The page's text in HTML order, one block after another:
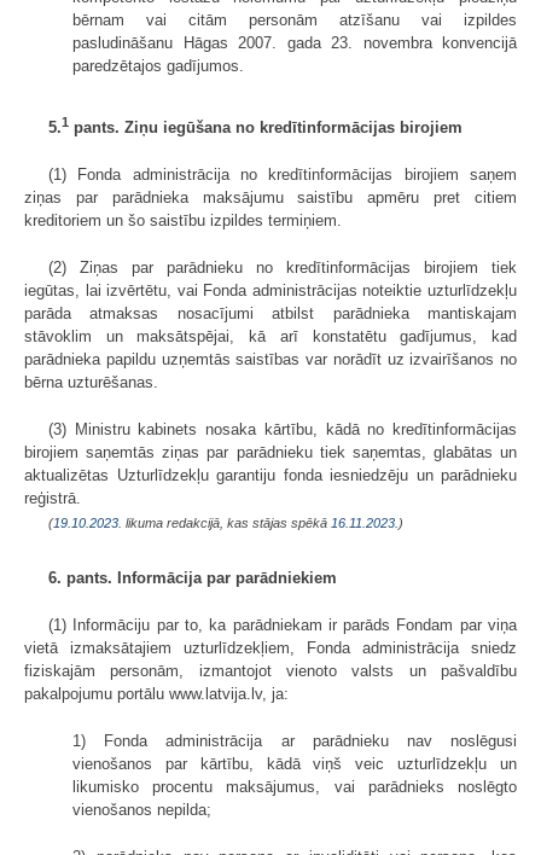
bērnam vai citām personām atzīšanu vai izpildes
pasludināšanu Hāgas 2007. gada 23. novembra konvencijā
paredzētajos gadījumos.
5.1 pants. Ziņu iegūšana no kredītinformācijas birojiem
(1) Fonda administrācija no kredītinformācijas birojiem saņem
ziņas par parādnieka maksājumu saistību apmēru pret citiem
kreditoriem un šo saistību izpildes termiņiem.
(2) Ziņas par parādnieku no kredītinformācijas birojiem tiek
iegūtas, lai izvērtētu, vai Fonda administrācijas noteiktie uzturlīdzekļu
parāda atmaksas nosacījumi atbilst parādnieka mantiskajam
stāvoklim un maksātspējai, kā arī konstatētu gadījumus, kad
parādnieka papildu uzņemtās saistības var norādīt uz izvairīšanos no
bērna uzturēšanas.
(3) Ministru kabinets nosaka kārtību, kādā no kredītinformācijas
birojiem saņemtās ziņas par parādnieku tiek saņemtas, glabātas un
aktualizētas Uzturlīdzekļu garantiju fonda iesniedzēju un parādnieku
reģistrā.
(19.10.2023. likuma redakcijā, kas stājas spēkā 16.11.2023.)
6. pants. Informācija par parādniekiem
(1) Informāciju par to, ka parādniekam ir parāds Fondam par viņa
vietā izmaksātajiem uzturlīdzekļiem, Fonda administrācija sniedz
fiziskajām personām, izmantojot vienoto valsts un pašvaldību
pakalpojumu portālu www.latvija.lv, ja:
1) Fonda administrācija ar parādnieku nav noslēgusi
vienošanos par kārtību, kādā viņš veic uzturlīdzekļu un
likumisko procentu maksājumus, vai parādnieks noslēgto
vienošanos nepilda;